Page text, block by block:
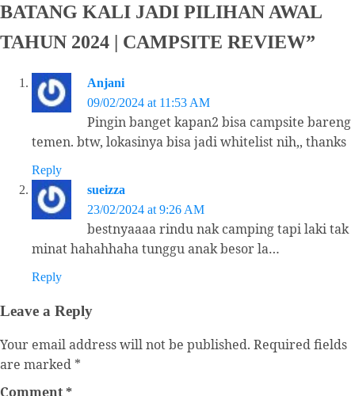
BATANG KALI JADI PILIHAN AWAL
TAHUN 2024 | CAMPSITE REVIEW”
Anjani
09/02/2024 at 11:53 AM
Pingin banget kapan2 bisa campsite bareng
temen. btw, lokasinya bisa jadi whitelist nih,, thanks
Reply
sueizza
23/02/2024 at 9:26 AM
bestnyaaaa rindu nak camping tapi laki tak
minat hahahhaha tunggu anak besor la…
Reply
Leave a Reply
Your email address will not be published. Required fields
are marked *
Comment*